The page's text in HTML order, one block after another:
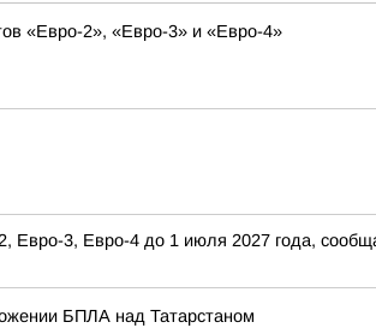
«Евро-2», «Евро-3» и «Евро-4»
Евро-3, Евро-4 до 1 июля 2027 года,
БПЛА над Татарстаном